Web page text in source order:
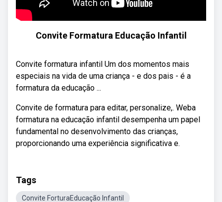
Convite Formatura Educação Infantil
Convite formatura infantil Um dos momentos mais
especiais na vida de uma criança - e dos pais - é a
formatura da educação ...
Convite de formatura para editar, personalize,. Weba
formatura na educação infantil desempenha um papel
fundamental no desenvolvimento das crianças,
proporcionando uma experiência significativa e.
Tags
Convite ForturaEducação Infantil